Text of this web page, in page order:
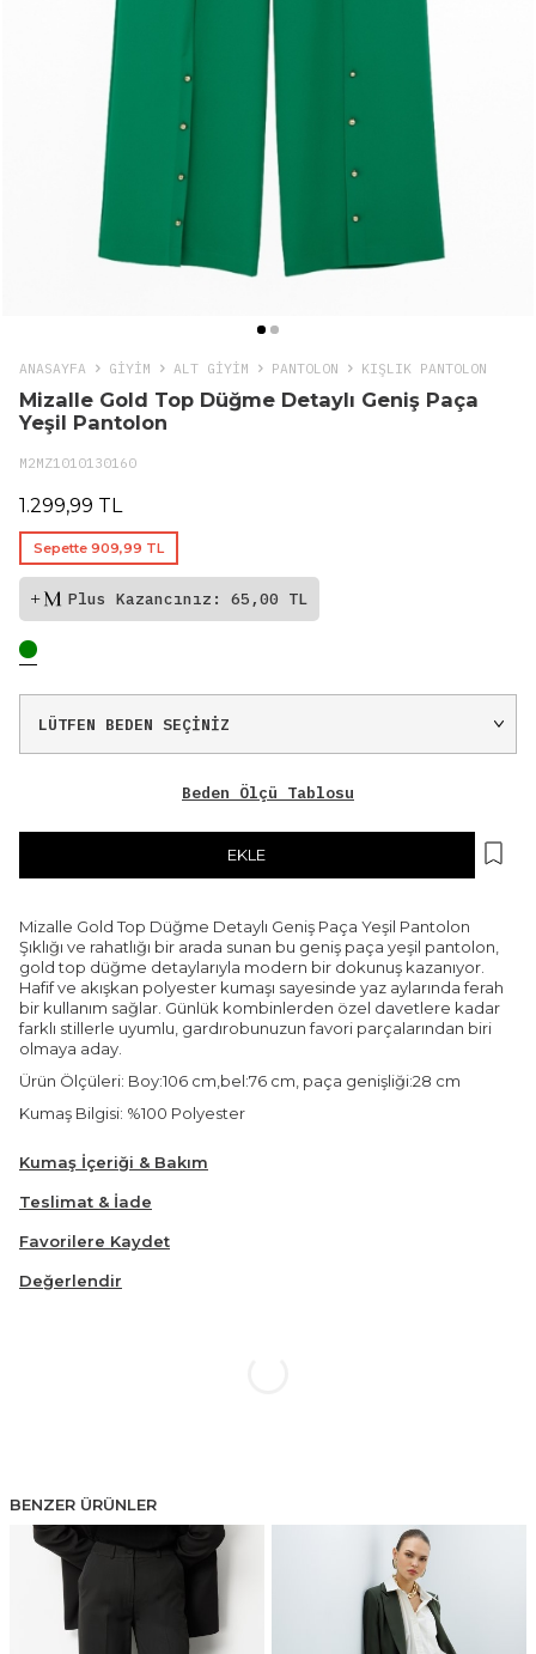
ANASAYFA GIYIM ALT GİYİM PANTOLON KIŞLIK PANTOLON
Mizalle Gold Top Düğme Detaylı Geniş Paça
Yeşil Pantolon
M2MZ1010130160
1.299,99 TL
Sepette 909,99 TL
Plus Kazancınız: 65,00 TL
Beden Ölçü Tablosu
EKLE
Mizalle Gold Top Düğme Detaylı Geniş Paça Yeşil Pantolon
Şıklığı ve rahatlığı bir arada sunan bu geniş paça yeşil pantolon,
gold top düğme detaylarıyla modern bir dokunuş kazanıyor.
Hafif ve akışkan polyester kumaşı sayesinde yaz aylarında ferah
bir kullanım sağlar. Günlük kombinlerden özel davetlere kadar
farklı stillerle uyumlu, gardırobunuzun favori parçalarından biri
olmaya aday.
Ürün Ölçüleri: Boy:106 cm,bel:76 cm, paça genişliği:28 cm
Kumaş Bilgisi: %100 Polyester
Kumaş İçeriği & Bakım
Teslimat & İade
Favorilere Kaydet
Değerlendir
BENZER ÜRÜNLER